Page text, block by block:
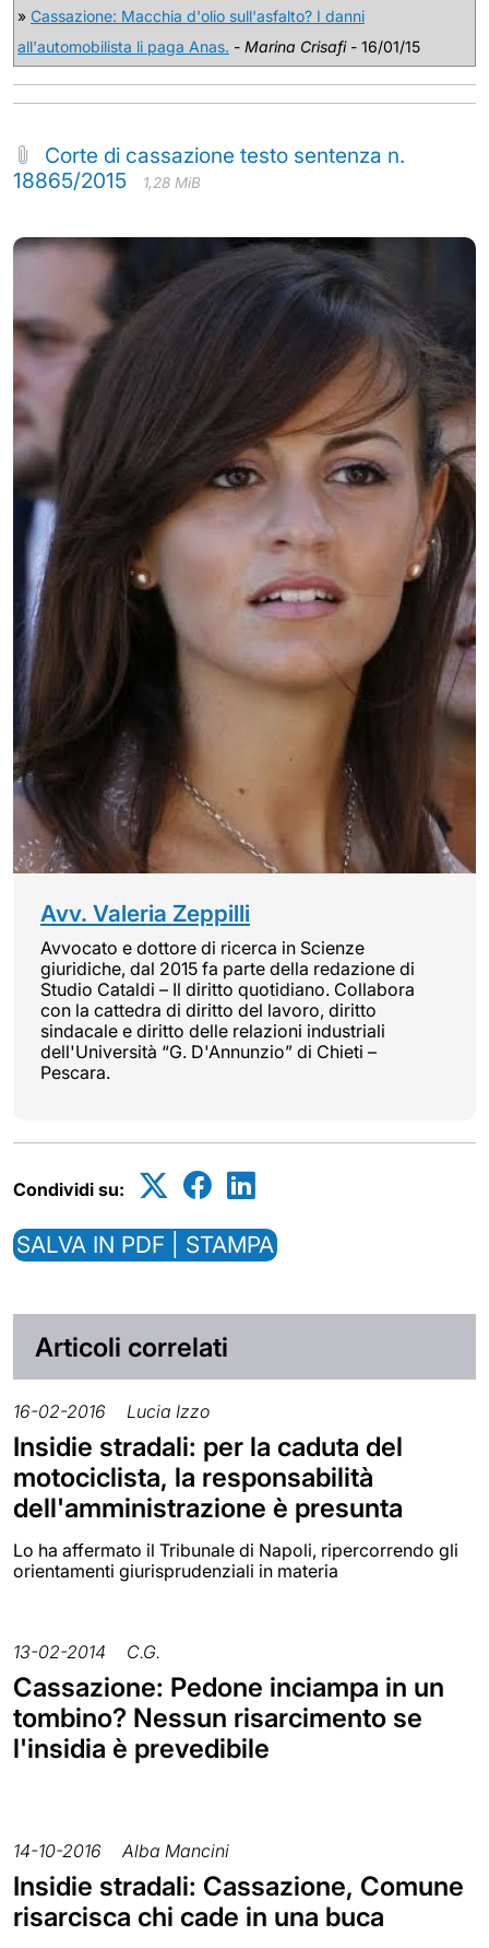
» Cassazione: Macchia d'olio sull'asfalto? I danni
all'automobilista li paga Anas. - Marina Crisafi- 16/01/15
Corte di cassazione testo sentenza n.
18865/2015
1,28 MiB
Avv. Valeria Zeppilli
Avvocato e dottore di ricerca in Scienze
giuridiche, dal 2015 fa parte della redazione di
Studio Cataldi – Il diritto quotidiano. Collabora
con la cattedra di diritto del lavoro, diritto
sindacale e diritto delle relazioni industriali
dell'Università “G. D'Annunzio” di Chieti –
Pescara.
Condividi su:
SALVA IN PDF | STAMPA
Articoli correlati
16-02-2016 Lucia Izzo
Insidie stradali: per la caduta del
motociclista, la responsabilità
dell'amministrazione è presunta
Lo ha affermato il Tribunale di Napoli, ripercorrendo gli
orientamenti giurisprudenziali in materia
13-02-2014 C.G.
Cassazione: Pedone inciampa in un
tombino? Nessun risarcimento se
l'insidia è prevedibile
14-10-2016 Alba Mancini
Insidie stradali: Cassazione, Comune
risarcisca chi cade in una buca